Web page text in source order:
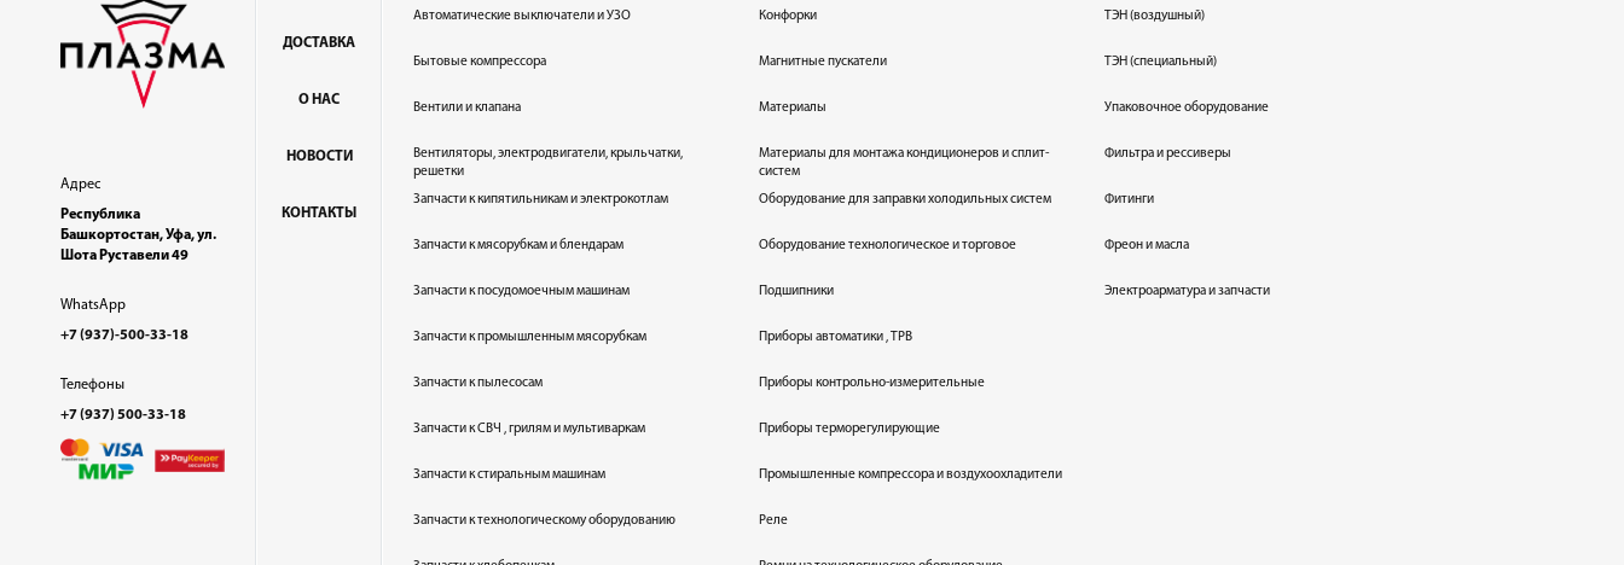
Адрес
Республика
Башкортостан, Уфа, ул.
Шота Руставели 49
WhatsApp
+7 (937)-500-33-18
Телефоны
+7 (937) 500-33-18
ДОСТАВКА
О НАС
НОВОСТИ
КОНТАКТЫ
Автоматические выключатели и УЗО
Бытовые компрессора
Вентили и клапана
Вентиляторы, электродвигатели, крыльчатки,
решетки
Запчасти к кипятильникам и электрокотлам
Запчасти к мясорубкам и блендарам
Запчасти к посудомоечным машинам
Запчасти к промышленным мясорубкам
Запчасти к пылесосам
Запчасти к СВЧ , грилям и мультиваркам
Запчасти к стиральным машинам
Запчасти к технологическому оборудованию
Конфорки
Магнитные пускатели
Материалы
Материалы для монтажа кондиционеров и сплит-
систем
Оборудование для заправки холодильных систем
Оборудование технологическое и торговое
Подшипники
Приборы автоматики , ТРВ
Приборы контрольно-измерительные
Приборы терморегулирующие
Промышленные компрессора и воздухоохладители
Реле
ТЭН (воздушный)
ТЭН (специальный)
Упаковочное оборудование
Фильтра и рессиверы
Фитинги
Фреон и масла
Электроарматура и запчасти